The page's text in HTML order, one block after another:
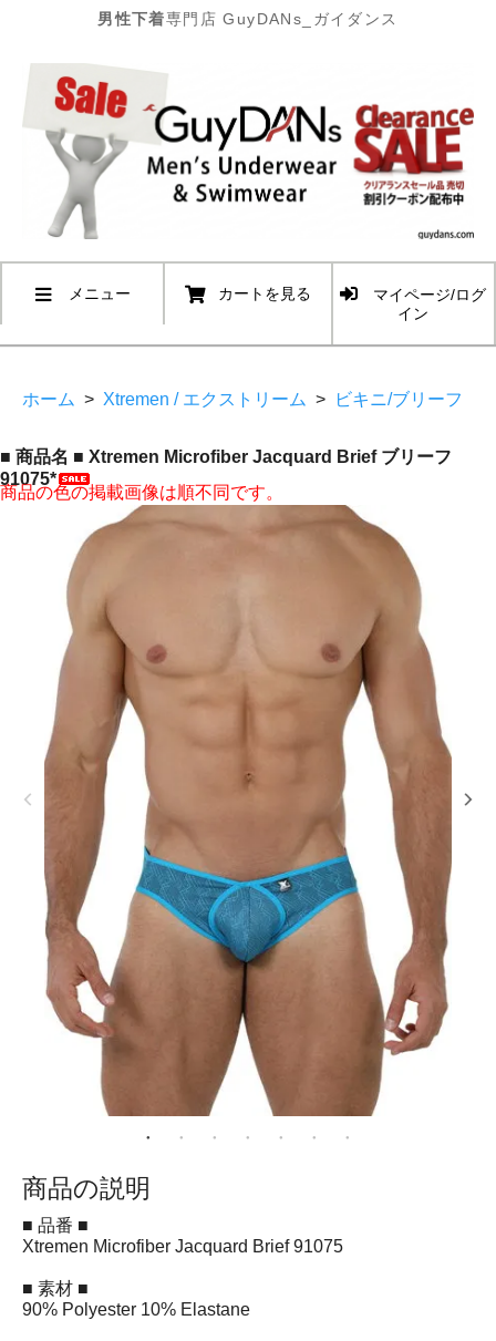
男性下着専門店 GuyDANs_ガイダンス
メニュー カートを見る
マイページ/ログ
イン
ホーム > Xtremen / エクストリーム > ビキニ/ブリーフ
■ 商品名 ■ Xtremen Microfiber Jacquard Brief ブリーフ
91075*
商品の色の掲載画像は順不同です。
商品の説明
■ 品番 ■
Xtremen Microfiber Jacquard Brief 91075
■ 素材 ■
90% Polyester 10% Elastane